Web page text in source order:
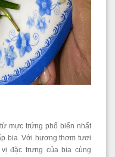
mực trứng phổ biến nhất
bia. Với hương thơm tươi
đặc trưng của bia cùng